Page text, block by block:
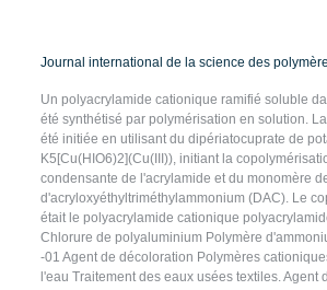
Journal international de la science des
Un polyacrylamide cationique ramifié soluble
été synthétisé par polymérisation en solution.
été initiée en utilisant du dipériatocuprate de
K5[Cu(HIO6)2](Cu(III)), initiant la
condensante de l'acrylamide et du monomère
d'acryloxyéthyltriméthylammonium (DAC). Le
était le polyacrylamide cationique
Chlorure de polyaluminium Polymère
-01 Agent de décoloration Polymères
l'eau Traitement des eaux usées textiles. Agent